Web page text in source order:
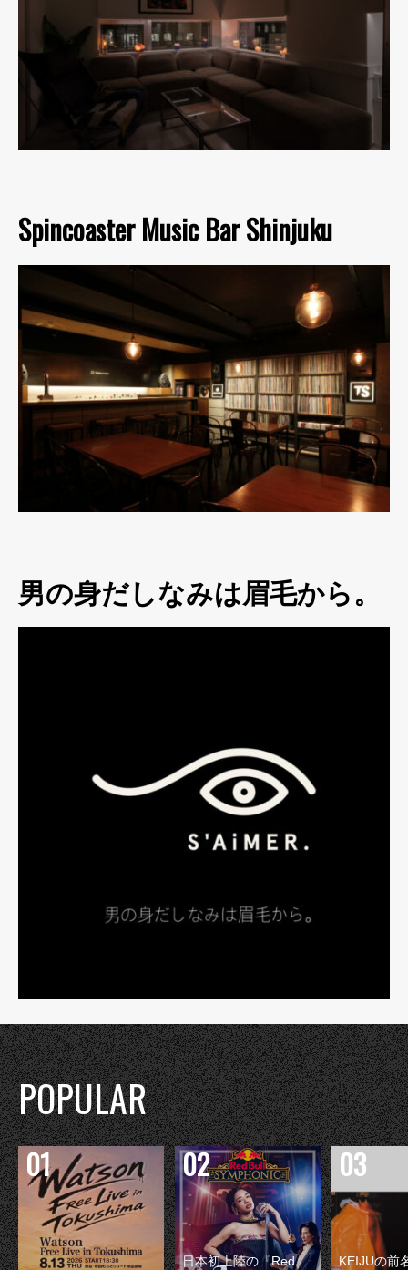
Spincoaster Music Bar Shinjuku
男の身だしなみは眉毛から。
POPULAR
日本初上陸の『Red
KEIJUの前